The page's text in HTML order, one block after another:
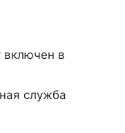
включен в
служба